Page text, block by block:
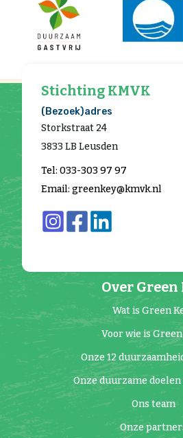
Over Green
Wat is Green
Voor wie is Green
Onze 12
Onze duurzame
Ons team
Onze
Stichting KMVK
(Bezoek)adres
Storkstraat 24
3833 LB Leusden
Tel: 033-303 97 97
Email: greenkey@kmvk.nl